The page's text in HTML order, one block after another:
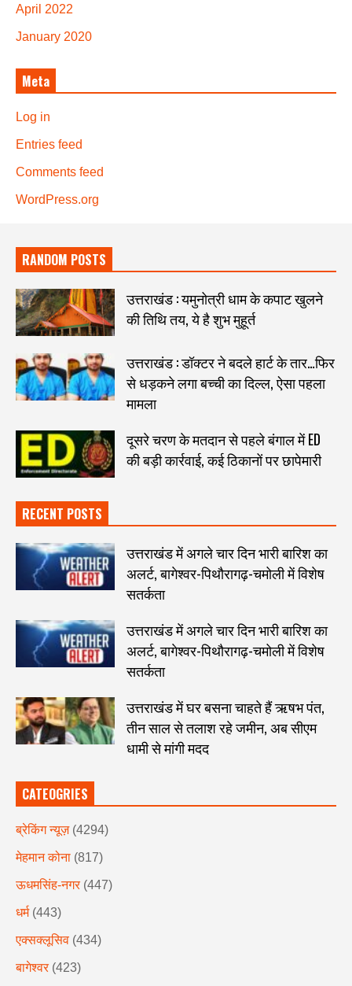
April 2022
January 2020
Meta
Log in
Entries feed
Comments feed
WordPress.org
RANDOM POSTS
उत्तराखंड : यमुनोत्री धाम के कपाट खुलने
की तिथि तय, ये है शुभ मुहूर्त
उत्तराखंड : डॉक्टर ने बदले हार्ट के तार…फिर
से धड़कने लगा बच्ची का दिल्ल, ऐसा पहला
मामला
दूसरे चरण के मतदान से पहले बंगाल में ED
की बड़ी कार्रवाई, कई ठिकानों पर छापेमारी
RECENT POSTS
उत्तराखंड में अगले चार दिन भारी बारिश का
अलर्ट, बागेश्वर-पिथौरागढ़-चमोली में विशेष
सतर्कता
उत्तराखंड में अगले चार दिन भारी बारिश का
अलर्ट, बागेश्वर-पिथौरागढ़-चमोली में विशेष
सतर्कता
उत्तराखंड में घर बसना चाहते हैं ऋषभ पंत,
तीन साल से तलाश रहे जमीन, अब सीएम
धामी से मांगी मदद
CATEOGRIES
ब्रेकिंग न्यूज़ (4294)
मेहमान कोना (817)
ऊधमसिंह-नगर (447)
धर्म (443)
एक्सक्लूसिव (434)
बागेश्वर (423)